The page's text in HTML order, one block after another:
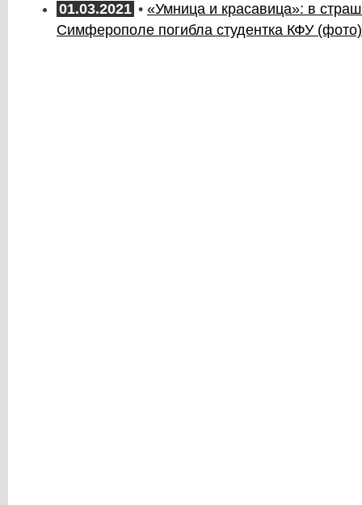
01.03.2021 • «Умница и красавица»: в
Симферополе погибла студентка КФУ (фото)